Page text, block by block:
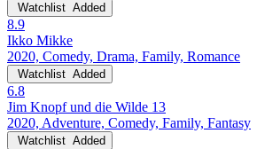
Watchlist Added
8.9
Ikko Mikke
2020, Comedy, Drama, Family, Romance
Watchlist Added
6.8
Jim Knopf und die Wilde 13
2020, Adventure, Comedy, Family, Fantasy
Watchlist Added